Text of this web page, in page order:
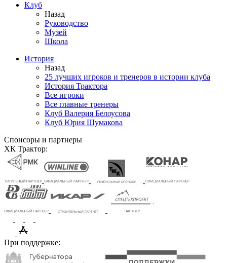
Клуб
Назад
Руководство
Музей
Школа
История
Назад
25 лучших игроков и тренеров в истории клуба
История Трактора
Все игроки
Все главные тренеры
Клуб Валерия Белоусова
Клуб Юрия Шумакова
Спонсоры и партнеры
ХК Трактор:
При поддержке: